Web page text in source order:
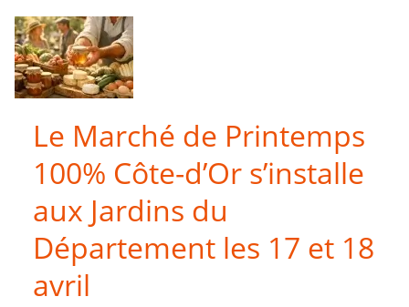
Le Marché de Printemps
100% Côte-d’Or s’installe
aux Jardins du
Département les 17 et 18
avril